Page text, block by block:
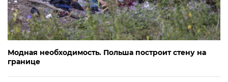
Модная необходимость. Польша построит стену на
границе